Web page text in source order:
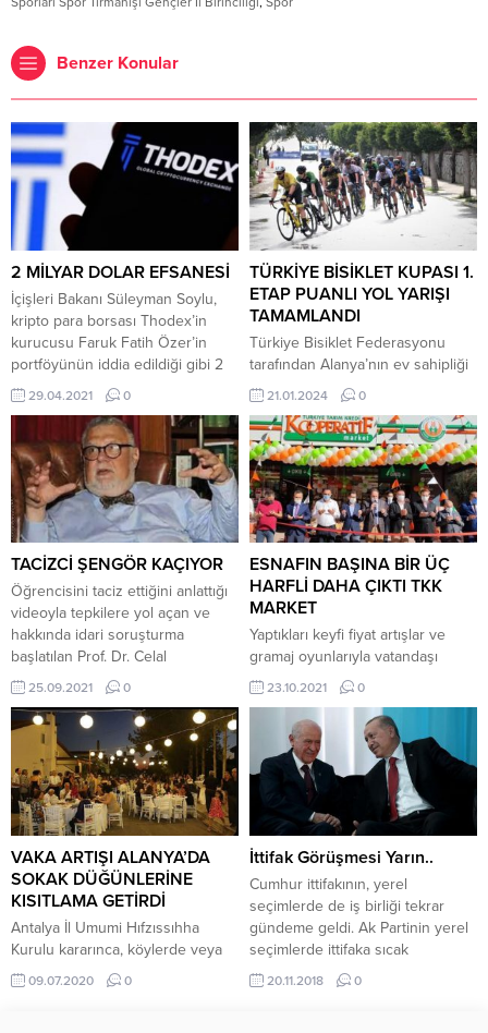
Benzer Konular
2 MİLYAR DOLAR EFSANESİ
İçişleri Bakanı Süleyman Soylu,
kripto para borsası Thodex’in
kurucusu Faruk Fatih Özer’in
portföyünün iddia edildiği gibi 2
milyar dolar olmadığını söyledi.
İçişleri Bakanı Süleyman Soylu,
NTV kanalının canlı yayınında
gündemdeki son gelişmeler
hakkında önemli açıklamalarda
bulundu. 391 bin kişiyi 2 milyar
dolandırdığı iddia edilen kripto
para borsası Thodex’in kurucusu
Faruk...
29.04.2021 0
TÜRKİYE BİSİKLET KUPASI 1.
ETAP PUANLI YOL YARIŞI
TAMAMLANDI
Türkiye Bisiklet Federasyonu
tarafından Alanya’nın ev sahipliği
ile iki gün boyunca
gerçekleştirilen Türkiye Bisiklet
Kupası 1. Etap Puanlı Yol Yarışı
200’ e yakın sporcunun
katılımıyla tamamlandı. Türkiye
Bisiklet Kupası 1. Etap ta sporcular
büyük erkek, büyük kadın, genç
erkek, genç kadın kategorilerinde
yarıştı. İlk gün Milli Egemenlik
Stadı önünde başlayan
yarışlarda...
21.01.2024 0
TACİZCİ ŞENGÖR KAÇIYOR
Öğrencisini taciz ettiğini anlattığı
videoyla tepkilere yol açan ve
hakkında idari soruşturma
başlatılan Prof. Dr. Celal
Şengör’ün ülkeyi terk etme kararı
aldığı ortaya çıktı. İstanbul Teknik
Üniversitesi (İTÜ) öğretim üyesi
Prof. Dr. Celal Şengör’ün sosyal
medyada paylaşılan ve bir kadın
öğrencisini taciz ettiğini anlattığı
video tepki çekmişti. Hürriyet
yazarı Ahmet...
25.09.2021 0
ESNAFIN BAŞINA BİR ÜÇ
HARFLİ DAHA ÇIKTI TKK
MARKET
Yaptıkları keyfi fiyat artışlar ve
gramaj oyunlarıyla vatandaşı
canından bezdiren ve isimleri üç
harften olduğu için üç harfliler
denilen zincir marketlerin yerine
vatandaşa daha ucuza kaliteli
ürün satsın diye kurulan yeni üç
harfli beklentileri boşa çıkardı.
Başkan Erdoğan’ın talimatıyla
yurdun dört bir yanında bin
şubeyle hizmet verecek olan TKK
Markette...
23.10.2021 0
VAKA ARTIŞI ALANYA’DA
SOKAK DÜĞÜNLERİNE
KISITLAMA GETİRDİ
Antalya İl Umumi Hıfzıssıhha
Kurulu kararınca, köylerde veya
sokaklarda yapılan düğün gelin
alma, kına, nişan, sünnet düğünü
09.07.2020 0
İttifak Görüşmesi Yarın..
Cumhur ittifakının, yerel
seçimlerde de iş birliği tekrar
gündeme geldi. Ak Partinin yerel
seçimlerde ittifaka sıcak
bakmaması nedeniyle bir süre
önce MHP Genel Başkanı Devlet
20.11.2018 0